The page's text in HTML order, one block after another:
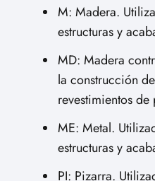
M: Madera.
estructuras y
MD: Madera
la construcción
revestimientos de
ME: Metal.
estructuras y
PI: Pizarra.